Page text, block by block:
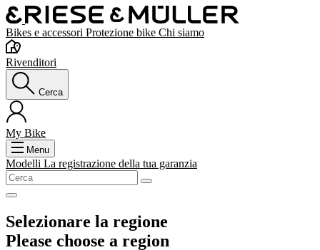
Bikes e accessori Protezione bike Chi siamo
Rivenditori
Cerca
My Bike
Menu
Modelli La registrazione della tua garanzia
Selezionare la regione
Please choose a region